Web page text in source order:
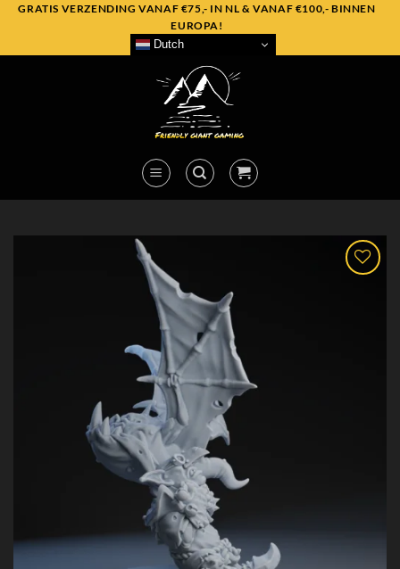
Skip
content
GRATIS VERZENDING VANAF €75,- IN NL & VANAF €100,- BINNEN
EUROPA!
Dutch